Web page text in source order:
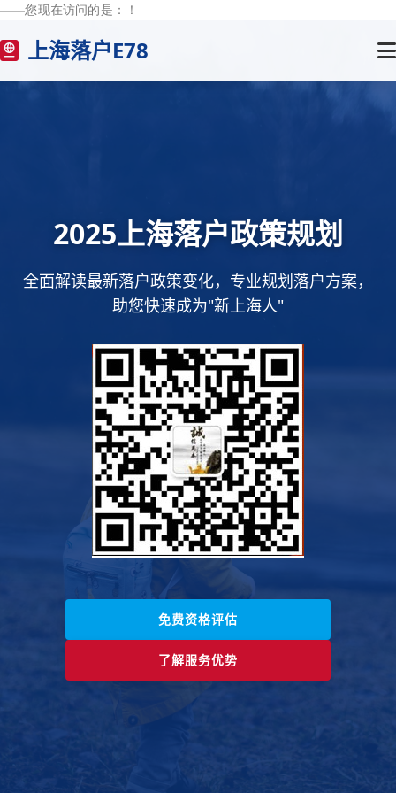
——您现在访问的是： ！